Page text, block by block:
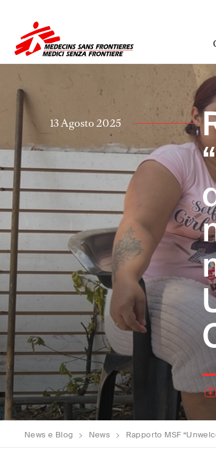
13 Agosto 2025
News e Blog > News > Rapporto MSF “Unwelcome: Il